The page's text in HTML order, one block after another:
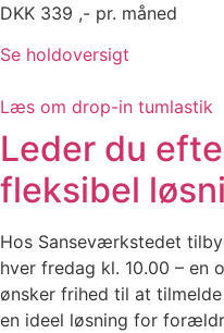
DKK 339 ,- pr. måned
Se holdoversigt
Læs om drop-in tumlastik
Leder du
fleksibel
Hos Sanseværkstedet
hver fredag kl. 10.00 – en
ønsker frihed til at
en ideel løsning for